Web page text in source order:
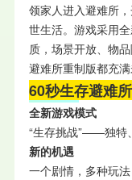
领家人进入避难所
世生活。游戏采用
质，场景开放、物
避难所重制版都充满
60秒生存避难
全新游戏模式
“生存挑战”——独特
新的机遇
一个剧情，多种玩